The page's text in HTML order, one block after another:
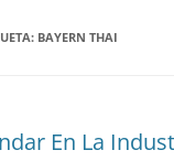
BAYERN THAI
En La